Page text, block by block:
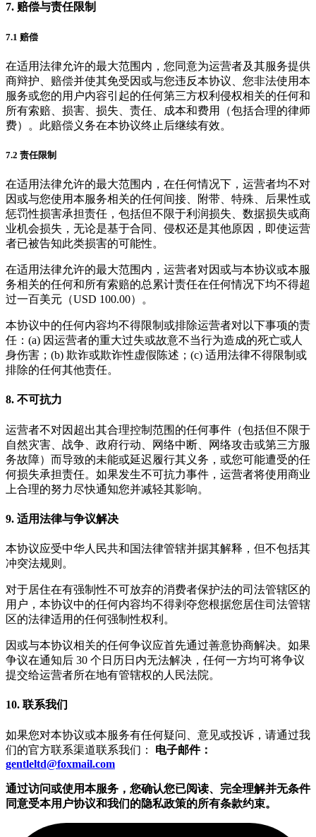
7. 赔偿与责任限制
7.1 赔偿
在适用法律允许的最大范围内，您同意为运营者及其服务提供
商辩护、赔偿并使其免受因或与您违反本协议、您非法使用本
服务或您的用户内容引起的任何第三方权利侵权相关的任何和
所有索赔、损害、损失、责任、成本和费用（包括合理的律师
费）。此赔偿义务在本协议终止后继续有效。
7.2 责任限制
在适用法律允许的最大范围内，在任何情况下，运营者均不对
因或与您使用本服务相关的任何间接、附带、特殊、后果性或
惩罚性损害承担责任，包括但不限于利润损失、数据损失或商
业机会损失，无论是基于合同、侵权还是其他原因，即使运营
者已被告知此类损害的可能性。
在适用法律允许的最大范围内，运营者对因或与本协议或本服
务相关的任何和所有索赔的总累计责任在任何情况下均不得超
过一百美元（USD 100.00）。
本协议中的任何内容均不得限制或排除运营者对以下事项的责
任：(a) 因运营者的重大过失或故意不当行为造成的死亡或人
身伤害；(b) 欺诈或欺诈性虚假陈述；(c) 适用法律不得限制或
排除的任何其他责任。
8. 不可抗力
运营者不对因超出其合理控制范围的任何事件（包括但不限于
自然灾害、战争、政府行动、网络中断、网络攻击或第三方服
务故障）而导致的未能或延迟履行其义务，或您可能遭受的任
何损失承担责任。如果发生不可抗力事件，运营者将使用商业
上合理的努力尽快通知您并减轻其影响。
9. 适用法律与争议解决
本协议应受中华人民共和国法律管辖并据其解释，但不包括其
冲突法规则。
对于居住在有强制性不可放弃的消费者保护法的司法管辖区的
用户，本协议中的任何内容均不得剥夺您根据您居住司法管辖
区的法律适用的任何强制性权利。
因或与本协议相关的任何争议应首先通过善意协商解决。如果
争议在通知后 30 个日历日内无法解决，任何一方均可将争议
提交给运营者所在地有管辖权的人民法院。
10. 联系我们
如果您对本协议或本服务有任何疑问、意见或投诉，请通过我
们的官方联系渠道联系我们： 电子邮件：
gentleltd@foxmail.com
通过访问或使用本服务，您确认您已阅读、完全理解并无条件
同意受本用户协议和我们的隐私政策的所有条款约束。